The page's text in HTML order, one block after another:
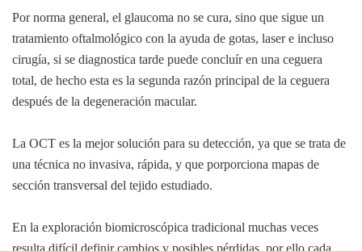
Por norma general, el glaucoma no se cura, sino que sigue un
tratamiento oftalmológico con la ayuda de gotas, laser e incluso
cirugía, si se diagnostica tarde puede concluír en una ceguera
total, de hecho esta es la segunda razón principal de la ceguera
después de la degeneración macular.
La OCT es la mejor solución para su detección, ya que se trata de
una técnica no invasiva, rápida, y que porporciona mapas de
sección transversal del tejido estudiado.
En la exploración biomicroscópica tradicional muchas veces
resulta difícil definir cambios y posibles pérdidas, por ello cada